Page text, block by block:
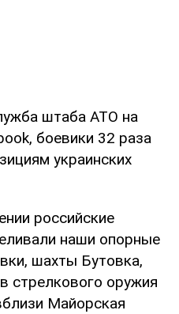
штаба АТО на
боевики 32 раза
украинских
российские
наши опорные
шахты Бутовка,
стрелкового оружия
Майорская